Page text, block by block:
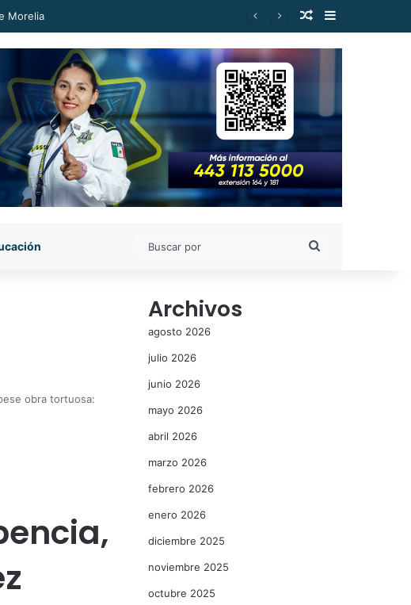
y Padres de Estudiantes Nicolaitas Publicación al
Barra lateral
obra tortuosa:
Archivos
agosto 2026
julio 2026
junio 2026
mayo 2026
abril 2026
marzo 2026
febrero 2026
enero 2026
diciembre 2025
noviembre 2025
octubre 2025